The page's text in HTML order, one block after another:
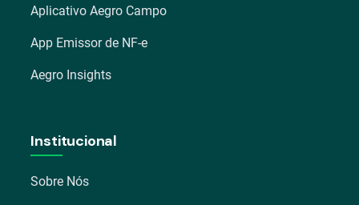
Aplicativo Aegro Campo
App Emissor de NF-e
Aegro Insights
Institucional
Sobre Nós